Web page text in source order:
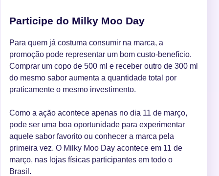
Participe do Milky Moo Day
Para quem já costuma consumir na marca, a
promoção pode representar um bom custo-benefício.
Comprar um copo de 500 ml e receber outro de 300 ml
do mesmo sabor aumenta a quantidade total por
praticamente o mesmo investimento.
Como a ação acontece apenas no dia 11 de março,
pode ser uma boa oportunidade para experimentar
aquele sabor favorito ou conhecer a marca pela
primeira vez. O Milky Moo Day acontece em 11 de
março, nas lojas físicas participantes em todo o
Brasil.